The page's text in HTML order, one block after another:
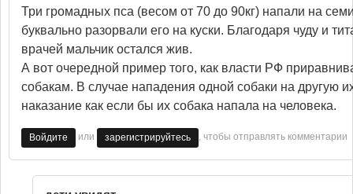
Три громадных пса (весом от 70 до 90кг) напали на
буквально разорвали его на куски. Благодаря чуду и
врачей мальчик остался жив.
А вот очередной пример того, как власти РФ
собакам. В случае нападения одной собаки на другую
наказание как если бы их собака напала на человека.
Войдите или зарегистрируйтесь , чтобы отправлять комментарии